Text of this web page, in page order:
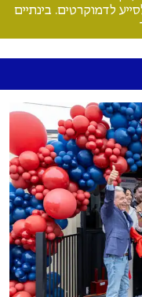
לדמוקרטים. בינתיים